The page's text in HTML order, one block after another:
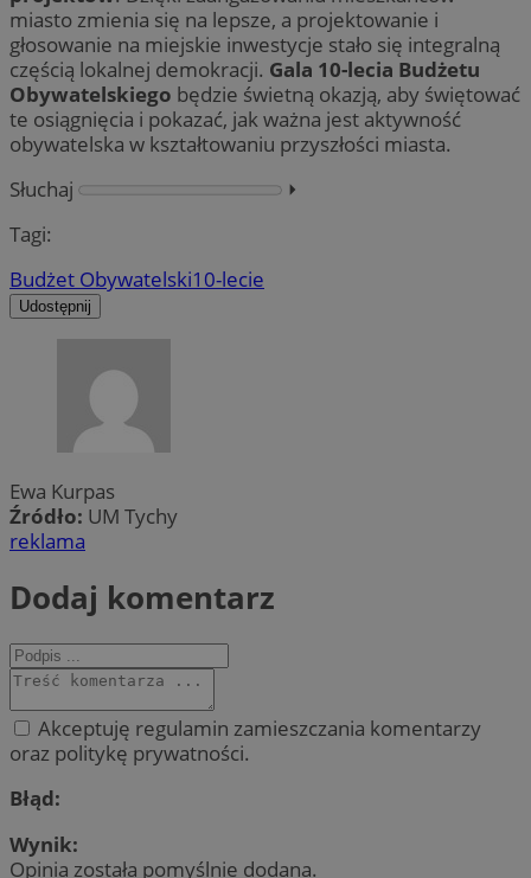
miasto zmienia się na lepsze, a projektowanie i
głosowanie na miejskie inwestycje stało się integralną
częścią lokalnej demokracji. Gala 10-lecia Budżetu
Obywatelskiego będzie świetną okazją, aby świętować
te osiągnięcia i pokazać, jak ważna jest aktywność
obywatelska w kształtowaniu przyszłości miasta.
Słuchaj
⏵︎
Tagi:
Budżet Obywatelski10-lecie
Udostępnij
Ewa Kurpas
Źródło: UM Tychy
reklama
Dodaj komentarz
Akceptuję regulamin zamieszczania komentarzy
oraz politykę prywatności.
Błąd:
Wynik:
Opinia została pomyślnie dodana.